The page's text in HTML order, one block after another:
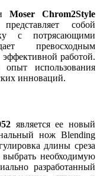
Moser Chrom2Style
собой
с потрясающими
превосходным
работой.
использования
инноваций.
является ее новый
нож Blending
длины среза
необходимую
разработанный